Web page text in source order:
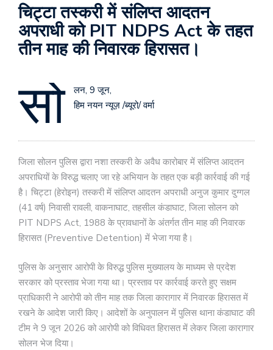
चिट्टा तस्करी में संलिप्त आदतन
अपराधी को PIT NDPS Act के तहत
तीन माह की निवारक हिरासत।
सो
लन, 9 जून,
हिम नयन न्यूज़ /ब्यूरो/ वर्मा
जिला सोलन पुलिस द्वारा नशा तस्करी के अवैध कारोबार में संलिप्त आदतन
अपराधियों के विरुद्ध चलाए जा रहे अभियान के तहत एक बड़ी कार्रवाई की गई
है। चिट्टा (हेरोइन) तस्करी में संलिप्त आदतन अपराधी अनुज कुमार दुग्गल
(41 वर्ष) निवासी रावली, वाकनाघाट, तहसील कंडाघाट, जिला सोलन को
PIT NDPS Act, 1988 के प्रावधानों के अंतर्गत तीन माह की निवारक
हिरासत (Preventive Detention) में भेजा गया है।
पुलिस के अनुसार आरोपी के विरुद्ध पुलिस मुख्यालय के माध्यम से प्रदेश
सरकार को प्रस्ताव भेजा गया था। प्रस्ताव पर कार्रवाई करते हुए सक्षम
प्राधिकारी ने आरोपी को तीन माह तक जिला कारागार में निवारक हिरासत में
रखने के आदेश जारी किए। आदेशों के अनुपालन में पुलिस थाना कंडाघाट की
टीम ने 9 जून 2026 को आरोपी को विधिवत हिरासत में लेकर जिला कारागार
सोलन भेज दिया।